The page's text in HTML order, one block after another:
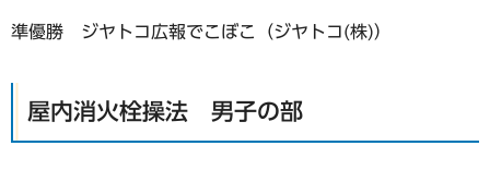
準優勝 ジヤトコ広報でこぼこ（ジヤトコ(株)）
屋内消火栓操法 男子の部